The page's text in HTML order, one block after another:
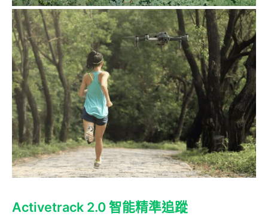
Activetrack 2.0 智能精準追蹤